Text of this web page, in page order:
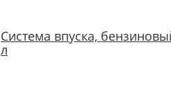
Система впуска,
л